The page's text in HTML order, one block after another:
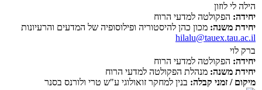
הילה לי לוזון
יחידה: הפקולטה למדעי הרוח
יחידת משנה: מכון כהן להיסטוריה ופילוסופיה של המדעים והרעיונות
hilalu@tauex.tau.ac.il
ברק לוי
יחידה: הפקולטה למדעי הרוח
יחידת משנה: מנהלת הפקולטה למדעי הרוח
מיקום / זמני קבלה: בנין למחקר זואולוגי ע"ש טרי ולורנס בסנר